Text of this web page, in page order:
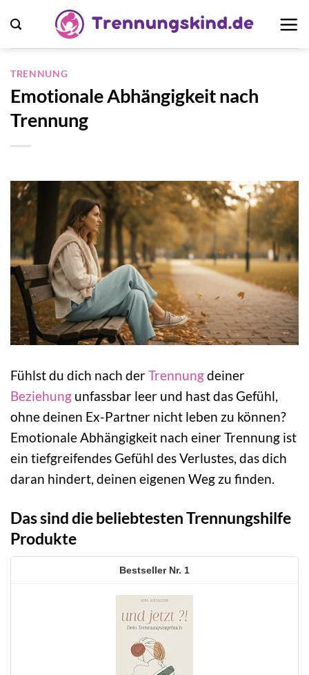
Inhalt
springen
TRENNUNG
Emotionale Abhängigkeit nach
Trennung
Fühlst du dich nach derTrennungdeiner
Beziehung unfassbar leer und hast das Gefühl,
ohne deinen Ex-Partner nicht leben zu können?
Emotionale Abhängigkeit nach einer Trennung ist
ein tiefgreifendes Gefühl des Verlustes, das dich
daran hindert, deinen eigenen Weg zu finden.
Das sind die beliebtesten Trennungshilfe
Produkte
1